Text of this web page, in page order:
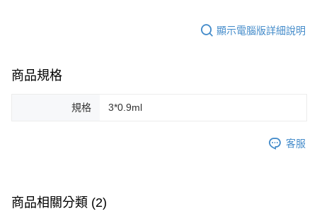
顯示電腦版詳細說明
商品規格
規格 3*0.9ml
客服
商品相關分類 (2)